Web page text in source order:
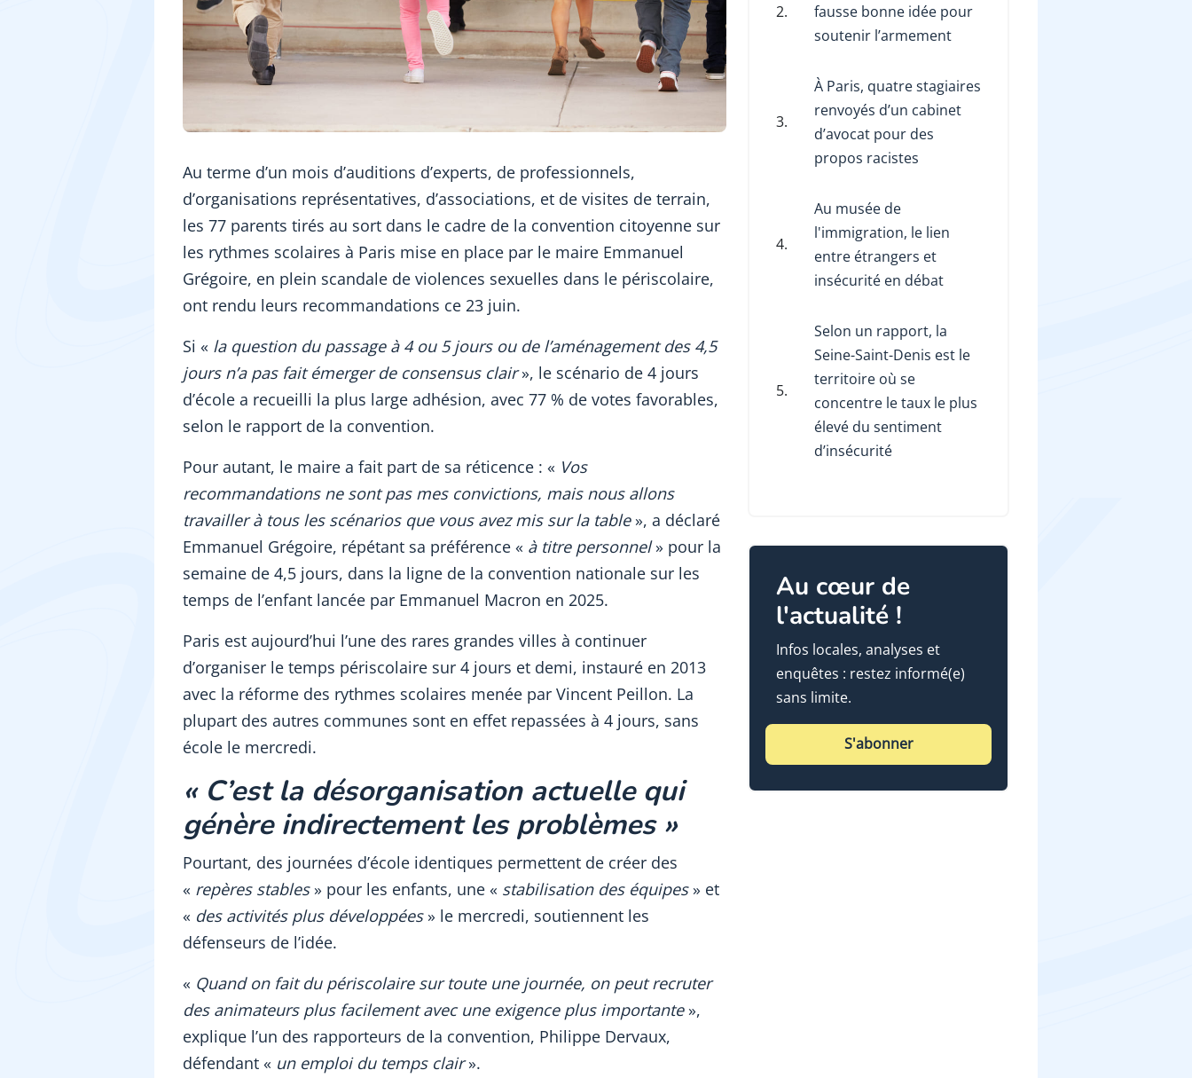
Au terme d’un mois d’auditions d’experts, de professionnels,
d’organisations représentatives, d’associations, et de visites de terrain,
les 77 parents tirés au sort dans le cadre de la convention citoyenne sur
les rythmes scolaires à Paris mise en place par le maire Emmanuel
Grégoire, en plein scandale de violences sexuelles dans le périscolaire,
ont rendu leurs recommandations ce 23 juin.
Si « la question du passage à 4 ou 5 jours ou de l’aménagement des 4,5
jours n’a pas fait émerger de consensus clair», le scénario de 4 jours
d’école a recueilli la plus large adhésion, avec 77 % de votes favorables,
selon le rapport de la convention.
Pour autant, le maire a fait part de sa réticence : « Vos
recommandations ne sont pas mes convictions, mais nous allons
travailler à tous les scénarios que vous avez mis sur la table », a déclaré
Emmanuel Grégoire, répétant sa préférence « à titre personnel» pour la
semaine de 4,5 jours, dans la ligne de la convention nationale sur les
temps de l’enfant lancée par Emmanuel Macron en 2025.
Paris est aujourd’hui l’une des rares grandes villes à continuer
d’organiser le temps périscolaire sur 4 jours et demi, instauré en 2013
avec la réforme des rythmes scolaires menée par Vincent Peillon. La
plupart des autres communes sont en effet repassées à 4 jours, sans
école le mercredi.
« C’est la désorganisation actuelle qui
génère indirectement les problèmes »
Pourtant, des journées d’école identiques permettent de créer des
« repères stables» pour les enfants, une « stabilisation des équipes» et
« des activités plus développées» le mercredi, soutiennent les
défenseurs de l’idée.
« Quand on fait du périscolaire sur toute une journée, on peut recruter
des animateurs plus facilement avec une exigence plus importante»,
explique l’un des rapporteurs de la convention, Philippe Dervaux,
défendant « un emploi du temps clair».
2.
fausse bonne idée pour
soutenir l’armement
3.
À Paris, quatre stagiaires
renvoyés d’un cabinet
d’avocat pour des
propos racistes
4.
Au musée de
l'immigration, le lien
entre étrangers et
insécurité en débat
5.
Selon un rapport, la
Seine-Saint-Denis est le
territoire où se
concentre le taux le plus
élevé du sentiment
d’insécurité
Au cœur de
l'actualité !
Infos locales, analyses et
enquêtes : restez informé(e)
sans limite.
S'abonner